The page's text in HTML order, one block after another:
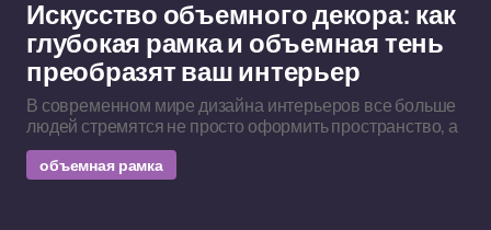
Искусство объемного декора: как
глубокая рамка и объемная тень
преобразят ваш интерьер
В современном мире дизайна интерьеров все больше
людей стремятся не просто оформить пространство, а
объемная рамка